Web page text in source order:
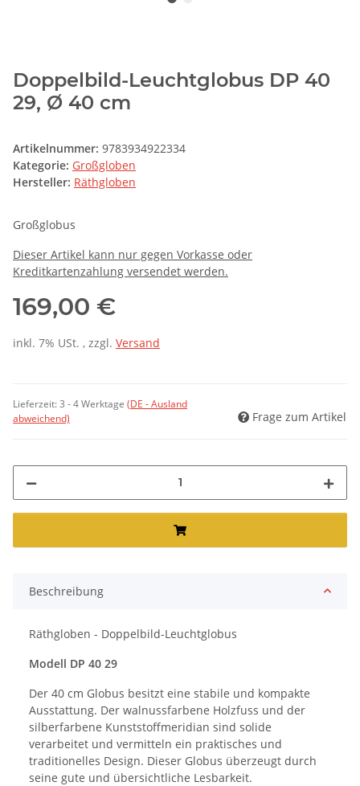
Doppelbild-Leuchtglobus DP 40
29, Ø 40 cm
Artikelnummer: 9783934922334
Kategorie: Großgloben
Hersteller: Räthgloben
Großglobus
Dieser Artikel kann nur gegen Vorkasse oder
Kreditkartenzahlung versendet werden.
169,00 €
inkl. 7% USt. , zzgl. Versand
Lieferzeit:3 - 4 Werktage (DE - Ausland
abweichend)
Frage zum Artikel
Beschreibung
Räthgloben - Doppelbild-Leuchtglobus
Modell DP 40 29
Der 40 cm Globus besitzt eine stabile und kompakte
Ausstattung. Der walnussfarbene Holzfuss und der
silberfarbene Kunststoffmeridian sind solide
verarbeitet und vermitteln ein praktisches und
traditionelles Design. Dieser Globus überzeugt durch
seine gute und übersichtliche Lesbarkeit.